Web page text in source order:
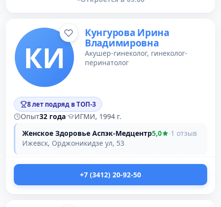
КИ
Кунгурова Ирина
Владимировна
Акушер-гинеколог, гинеколог-
перинатолог
8 лет подряд в ТОП-3
Опыт32 года·
ИГМИ, 1994 г.
Женское Здоровье Аспэк-Медцентр5,0 ·1 отзыв
Ижевск, Орджоникидзе ул, 53
+7 (3412) 20-92-50